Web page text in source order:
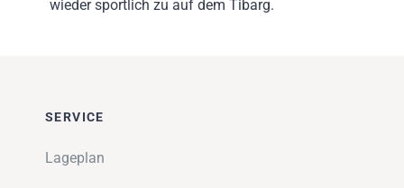
wieder sportlich zu auf dem Tibarg.
SERVICE
Lageplan